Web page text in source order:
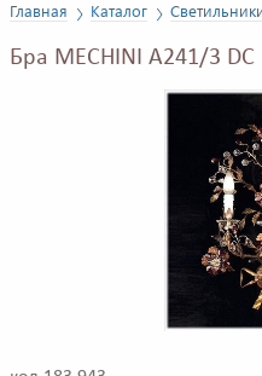
Главная Каталог
Бра MECHINI A241/3 DC